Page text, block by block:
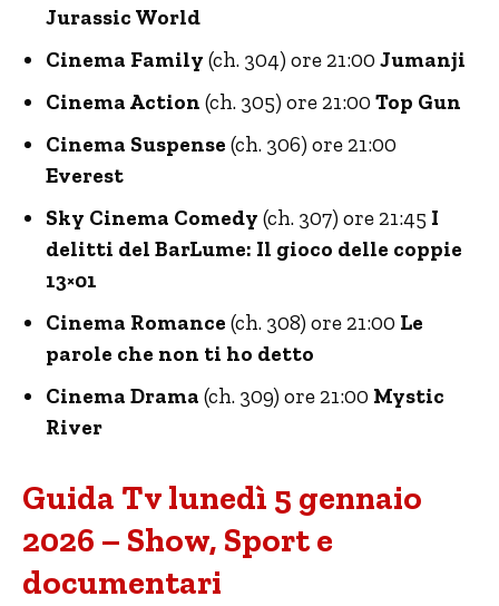
Jurassic World
Cinema Family (ch. 304) ore 21:00 Jumanji
Cinema Action (ch. 305) ore 21:00 Top Gun
Cinema Suspense (ch. 306) ore 21:00
Everest
Sky Cinema Comedy (ch. 307) ore 21:45 I
delitti del BarLume: Il gioco delle coppie
13×01
Cinema Romance (ch. 308) ore 21:00 Le
parole che non ti ho detto
Cinema Drama (ch. 309) ore 21:00 Mystic
River
Guida Tv lunedì 5 gennaio
2026 – Show, Sport e
documentari